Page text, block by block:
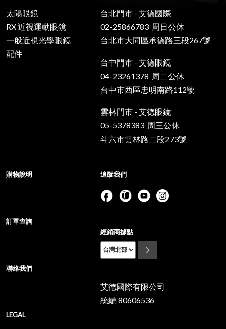
太陽眼鏡
RX 近視運動眼鏡
一般近視光學眼鏡
配件
台北門市 - 艾德國際
02-25866783 周日公休
台北市大同區承德路三段267號
台中門市 - 艾德眼鏡
04-23261378 周二公休
台中市西區忠明南路112號
雲林門市 - 艾德眼鏡
05-5378383 周三公休
斗六市雲林路二段273號
購物說明
訂單查詢
聯絡我們
LEGAL
追蹤我們
經銷商據點
艾德國際有限公司
統編 80606536